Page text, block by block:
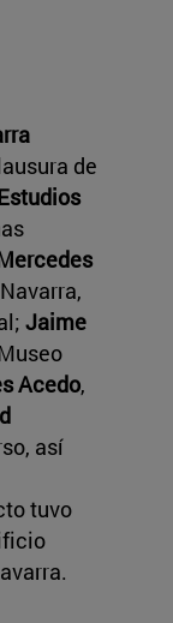
de
Jaime
Acedo,
así
tuvo